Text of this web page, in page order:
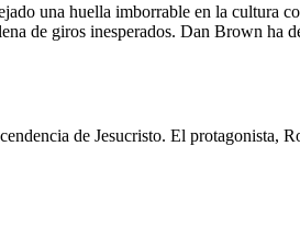
una huella imborrable en la cultura
de giros inesperados. Dan Brown ha
de Jesucristo. El protagonista,